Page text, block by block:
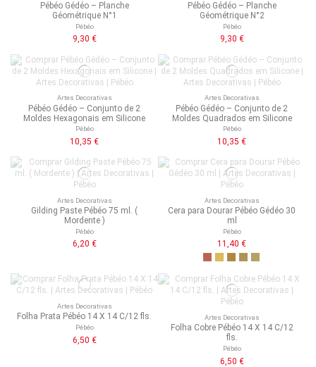
Pébéo Gédéo – Planche
Géométrique N°1
Pébéo
9,30 €
Pébéo Gédéo – Planche
Géométrique N°2
Pébéo
9,30 €
Artes Decorativas
Pébéo Gédéo – Conjunto de 2
Moldes Hexagonais em Silicone
Pébéo
10,35 €
Artes Decorativas
Pébéo Gédéo – Conjunto de 2
Moldes Quadrados em Silicone
Pébéo
10,35 €
Artes Decorativas
Gilding Paste Pébéo 75 ml. (
Mordente )
Pébéo
6,20 €
Artes Decorativas
Cera para Dourar Pébéo Gédéo 30
ml
Pébéo
11,40 €
Artes Decorativas
Folha Prata Pébéo 14 X 14 C/12 fls.
Pébéo
6,50 €
Artes Decorativas
Folha Cobre Pébéo 14 X 14 C/12
fls.
Pébéo
6,50 €